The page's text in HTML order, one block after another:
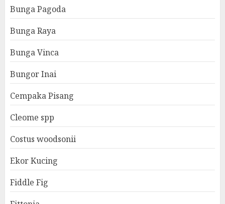
Bunga Pagoda
Bunga Raya
Bunga Vinca
Bungor Inai
Cempaka Pisang
Cleome spp
Costus woodsonii
Ekor Kucing
Fiddle Fig